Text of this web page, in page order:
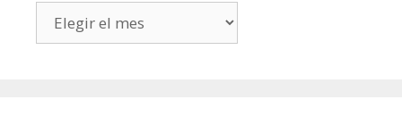
mis